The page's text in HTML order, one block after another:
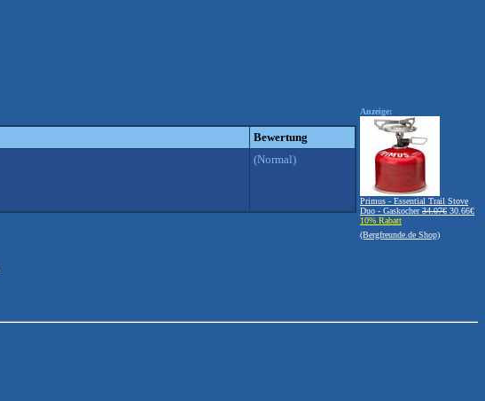
Bewertung
(Normal)
Anzeige:
Primus - Essential Trail Stove
Duo - Gaskocher34.07€ 30.66€
10% Rabatt
(Bergfreunde.de Shop)